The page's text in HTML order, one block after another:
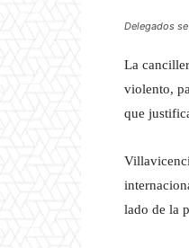
Delegados
La
violento,
que
lado de la